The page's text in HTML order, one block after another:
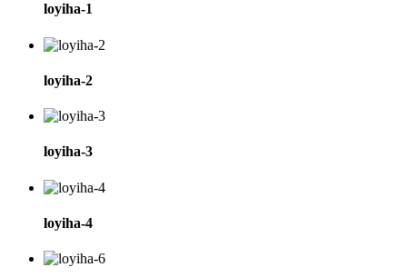
loyiha-1
loyiha-2
loyiha-3
loyiha-4